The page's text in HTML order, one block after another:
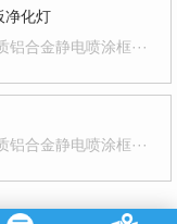
净化灯
合金静电喷涂框···
合金静电喷涂框···